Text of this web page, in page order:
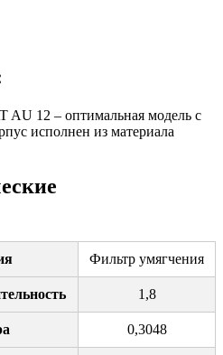
12 – оптимальная модель с
исполнен из материала
Фильтр умягчения
1,8
0,3048